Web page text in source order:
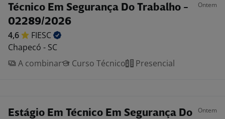
Técnico Em Segurança Do Trabalho -
02289/2026
Ontem
4,6
FIESC
Chapecó - SC
A combinar
Curso Técnico Presencial
Estágio Em Técnico Em Segurança Do
Ontem